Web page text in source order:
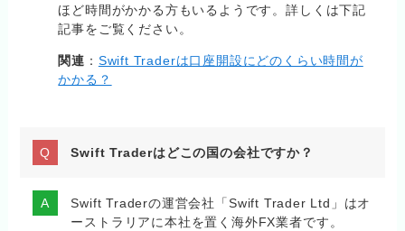
ほど時間がかかる方もいるようです。詳しくは下記
記事をご覧ください。
関連 ： Swift Traderは口座開設にどのくらい時間が
かかる？
Swift Traderはどこの国の会社ですか？
Swift Traderの運営会社「Swift Trader Ltd」はオ
ーストラリアに本社を置く海外FX業者です。